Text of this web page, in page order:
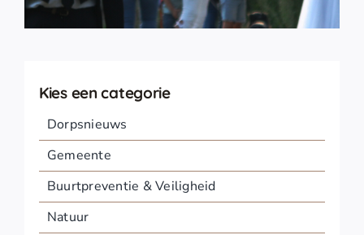
Kies een categorie
Dorpsnieuws
Gemeente
Buurtpreventie & Veiligheid
Natuur